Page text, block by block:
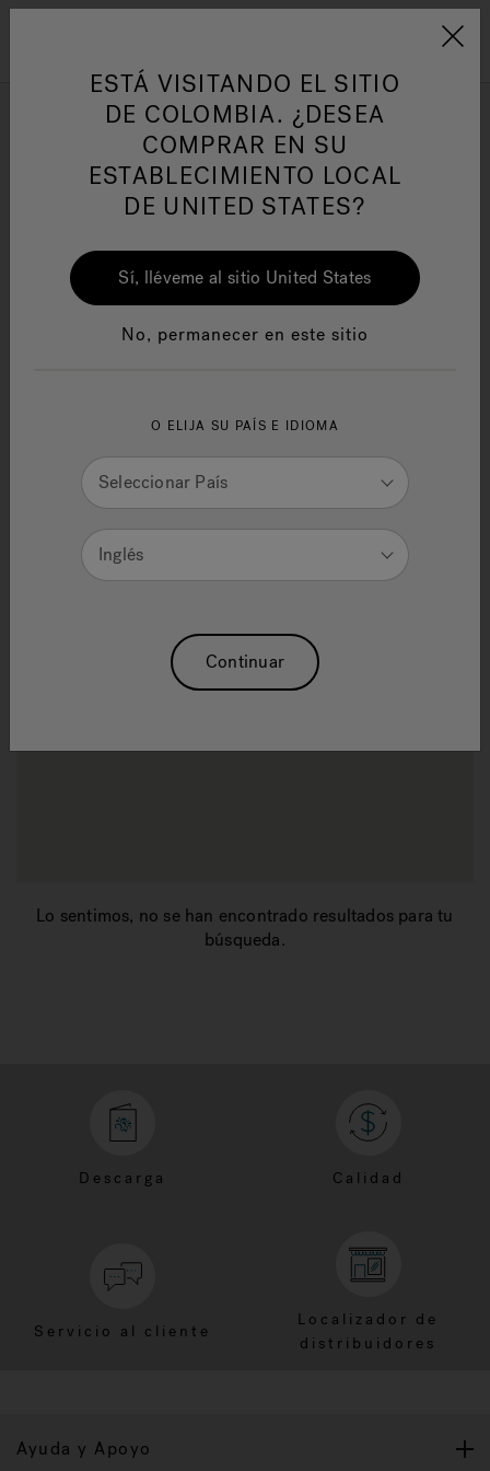
Jacuzzi&reg; Latin
Responsabilidad Social
HIDROMASAJE
Showrooms deJacuzzi
cerca de usted
United States
Refinar resultados de búsqueda
Lo sentimos, no se han encontrado resultados para tu
búsqueda.
Descarga Calidad
Servicio al cliente
Localizador de
distribuidores
Ayuda y Apoyo
ESTÁ VISITANDO EL SITIO
DE COLOMBIA. ¿DESEA
COMPRAR EN SU
ESTABLECIMIENTO LOCAL
DE UNITED STATES?
Sí, lléveme al sitio United States
No, permanecer en este sitio
O ELIJA SU PAÍS E IDIOMA
Seleccionar País
Inglés
Continuar